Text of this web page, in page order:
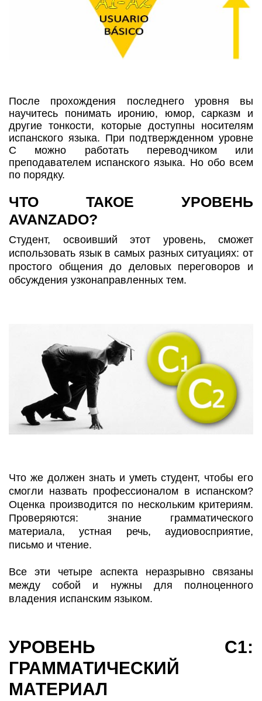
После прохождения последнего уровня вы
научитесь понимать иронию, юмор, сарказм и
другие тонкости, которые доступны носителям
испанского языка. При подтвержденном уровне
С можно работать переводчиком или
преподавателем испанского языка. Но обо всем
по порядку.
ЧТО ТАКОЕ УРОВЕНЬ
AVANZADO?
Студент, освоивший этот уровень, сможет
использовать язык в самых разных ситуациях: от
простого общения до деловых переговоров и
обсуждения узконаправленных тем.
Что же должен знать и уметь студент, чтобы его
смогли назвать профессионалом в испанском?
Оценка производится по нескольким критериям.
Проверяются: знание грамматического
материала, устная речь, аудиовосприятие,
письмо и чтение.
Все эти четыре аспекта неразрывно связаны
между собой и нужны для полноценного
владения испанским языком.
УРОВЕНЬ С1:
ГРАММАТИЧЕСКИЙ
МАТЕРИАЛ